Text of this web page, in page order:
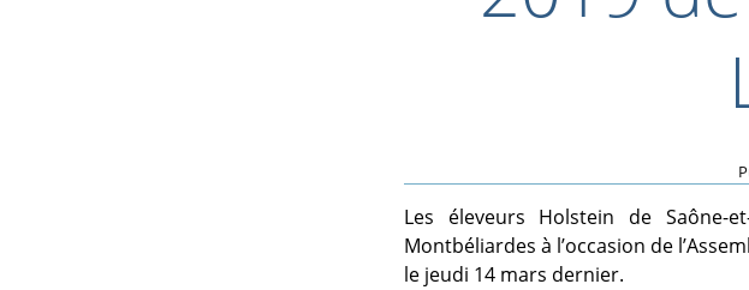
Les éleveurs Holstein de Saône-
Montbéliardes à l’occasion de
le jeudi 14 mars dernier.